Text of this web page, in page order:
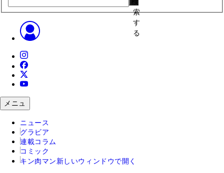
索
す
る
メニュ
ニュース
グラビア
連載コラム
コミック
キン肉マン 新しいウィンドウで開く